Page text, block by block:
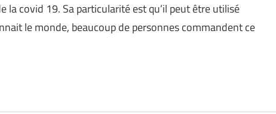
la covid 19. Sa particularité est qu’il peut être utilisé
le monde, beaucoup de personnes commandent ce